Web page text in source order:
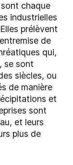
chaque
industrielles
prélèvent
de
qui,
se sont
siècles, ou
de manière
et
sont
et leurs
plus de